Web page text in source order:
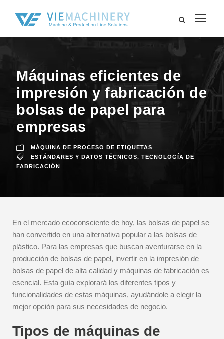
Máquinas eficientes de
impresión y fabricación de
bolsas de papel para
empresas
MÁQUINA DE PROCESO DE ETIQUETAS
ESTÁNDARES Y DATOS TÉCNICOS, TECNOLOGÍA DE
FABRICACIÓN
En el mercado ecoconsciente de hoy, las bolsas de papel se
han convertido en una alternativa popular a las bolsas de
plástico. Para las empresas que buscan aventurarse en la
producción de bolsas de papel, invertir en la impresión de
bolsas de papel de alta calidad y máquinas de fabricación es
esencial. Esta guía explorará los diferentes tipos y
funcionalidades de estas máquinas, ayudándole a elegir la
mejor opción para sus necesidades de negocio.
Tipos de máquinas de